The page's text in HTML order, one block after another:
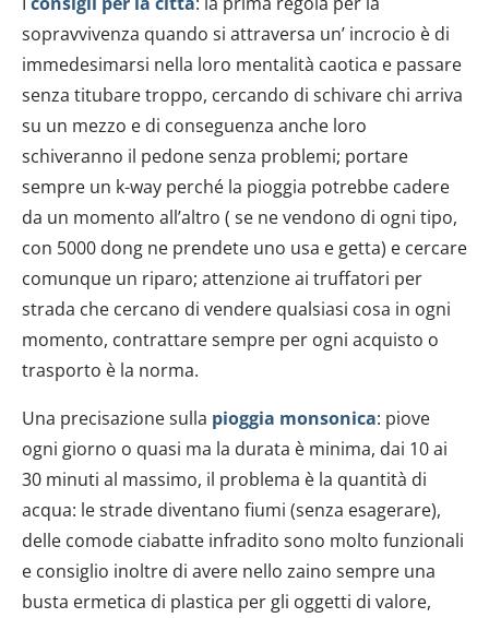
sopravvivenza quando si attraversa un’ incrocio è di
immedesimarsi nella loro mentalità caotica e passare
senza titubare troppo, cercando di schivare chi arriva
su un mezzo e di conseguenza anche loro
schiveranno il pedone senza problemi; portare
sempre un k-way perché la pioggia potrebbe cadere
da un momento all’altro ( se ne vendono di ogni tipo,
con 5000 dong ne prendete uno usa e getta) e cercare
comunque un riparo; attenzione ai truffatori per
strada che cercano di vendere qualsiasi cosa in ogni
momento, contrattare sempre per ogni acquisto o
trasporto è la norma.
Una precisazione sulla pioggia monsonica: piove
ogni giorno o quasi ma la durata è minima, dai 10 ai
30 minuti al massimo, il problema è la quantità di
acqua: le strade diventano fiumi (senza esagerare),
delle comode ciabatte infradito sono molto funzionali
e consiglio inoltre di avere nello zaino sempre una
busta ermetica di plastica per gli oggetti di valore,